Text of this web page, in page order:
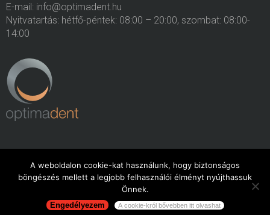
E-mail: info@optimadent.hu
Nyitvatartás: hétfő-péntek: 08:00 – 20:00, szombat: 08:00-
14:00
Minden jog fenntartva. 2015. OptimaDent
A weboldalon cookie-kat használunk, hogy biztonságos
böngészés mellett a legjobb felhasználói élményt nyújthassuk
Önnek.
Engedélyezem A cookie-król bővebben itt olvashat